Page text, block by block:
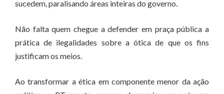
sucedem, paralisando áreas inteiras do governo.
Não falta quem chegue a defender em praça pública a
prática de ilegalidades sobre a ótica de que os fins
justificam os meios.
Ao transformar a ética em componente menor da ação